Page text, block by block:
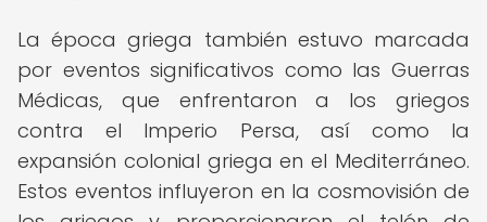
La época griega también estuvo marcada
por eventos significativos como las Guerras
Médicas, que enfrentaron a los griegos
contra el Imperio Persa, así como la
expansión colonial griega en el Mediterráneo.
Estos eventos influyeron en la cosmovisión de